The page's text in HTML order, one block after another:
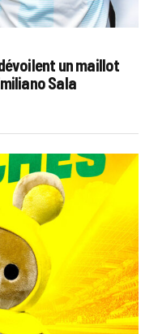
un maillot
Sala